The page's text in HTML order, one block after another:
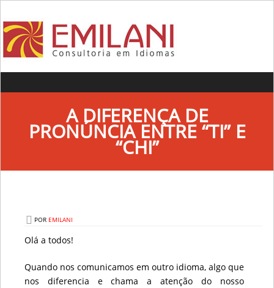
A DIFERENÇA DE
PRONÚNCIA ENTRE “TI” E
“CHI”
POR EMILANI
Olá a todos!
Quando nos comunicamos em outro idioma, algo que
nos diferencia e chama a atenção do nosso